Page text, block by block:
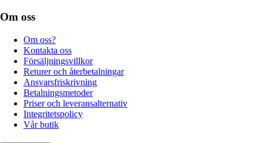
Om oss
Om oss?
Kontakta oss
Försäljningsvillkor
Returer och återbetalningar
Ansvarsfriskrivning
Betalningsmetoder
Priser och leveransalternativ
Integritetspolicy
Vår butik